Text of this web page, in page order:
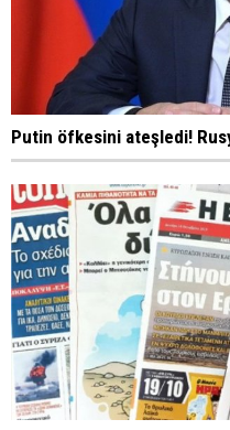
Putin öfkesini ateşledi!